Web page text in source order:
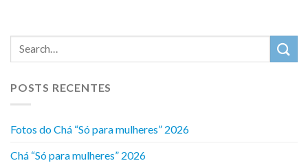
POSTS RECENTES
Fotos do Chá “Só para mulheres” 2026
Chá “Só para mulheres” 2026